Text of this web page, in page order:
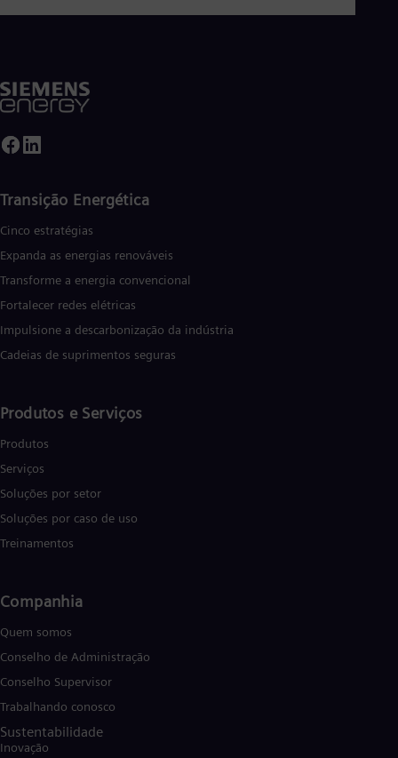
Transição Energética
Cinco estratégias
Expanda as energias renováveis
Transforme a energia convencional
Fortalecer redes elétricas
Impulsione a descarbonização da indústria
Cadeias de suprimentos seguras
Produtos e Serviços
Produtos
Serviços
Soluções por setor
Soluções por caso de uso
Treinamentos
Companhia
Quem somos
Conselho de Administração
Conselho Supervisor
Trabalhando conosco
Sustentabilidade
Inovação